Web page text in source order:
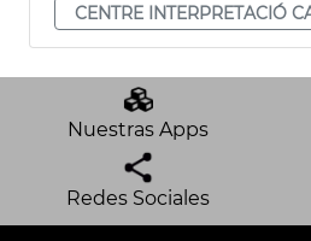
CENTRE INTERPRETACIÓ
Nuestras Apps
Redes Sociales